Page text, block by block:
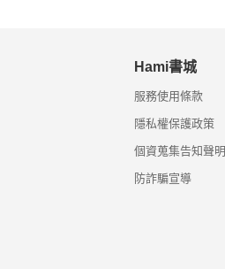
Hami書城
服務使用條款
隱私權保護政策
個資蒐集告知聲明
防詐騙宣導